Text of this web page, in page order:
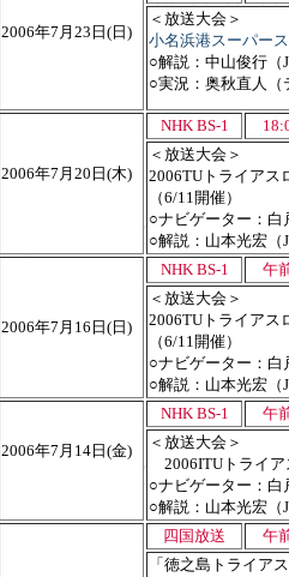
2006年7月23日(日)
＜放送大会＞
小名浜港スーパー
○解説：中山俊行（
○実況：奥秋直人（
2006年7月20日(木)
NHK BS-1
＜放送大会＞
2006TUトライアス
（6/11開催）
○ナビゲーター：白
○解説：山本光宏（
2006年7月16日(日)
NHK BS-1
午
＜放送大会＞
2006TUトライアス
（6/11開催）
○ナビゲーター：白
○解説：山本光宏（
2006年7月14日(金)
NHK BS-1
午
＜放送大会＞
2006ITUトライア
○ナビゲーター：白
○解説：山本光宏（
四国放送
午
「徳之島トライア